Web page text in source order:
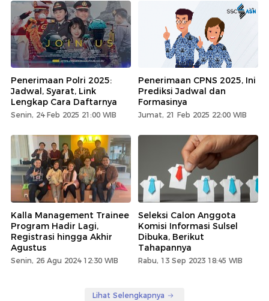
Penerimaan Polri 2025:
Jadwal, Syarat, Link
Lengkap Cara Daftarnya
Senin, 24 Feb 2025 21:00 WIB
Penerimaan CPNS 2025, Ini
Prediksi Jadwal dan
Formasinya
Jumat, 21 Feb 2025 22:00 WIB
Kalla Management Trainee
Program Hadir Lagi,
Registrasi hingga Akhir
Agustus
Senin, 26 Agu 2024 12:30 WIB
Seleksi Calon Anggota
Komisi Informasi Sulsel
Dibuka, Berikut
Tahapannya
Rabu, 13 Sep 2023 18:45 WIB
Lihat Selengkapnya